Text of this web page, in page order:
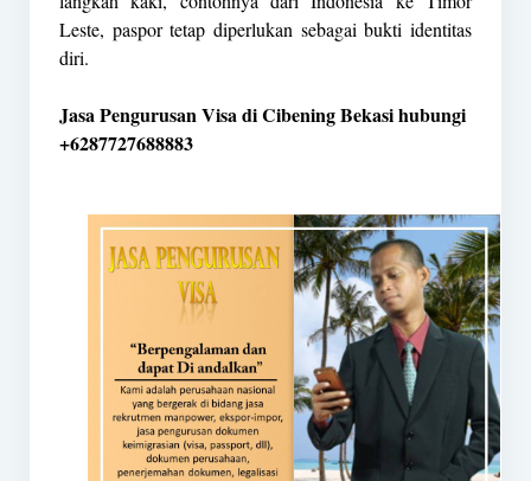
Leste, paspor tetap diperlukan sebagai bukti identitas
diri.
Jasa Pengurusan Visa di Cibening Bekasi hubungi
+6287727688883